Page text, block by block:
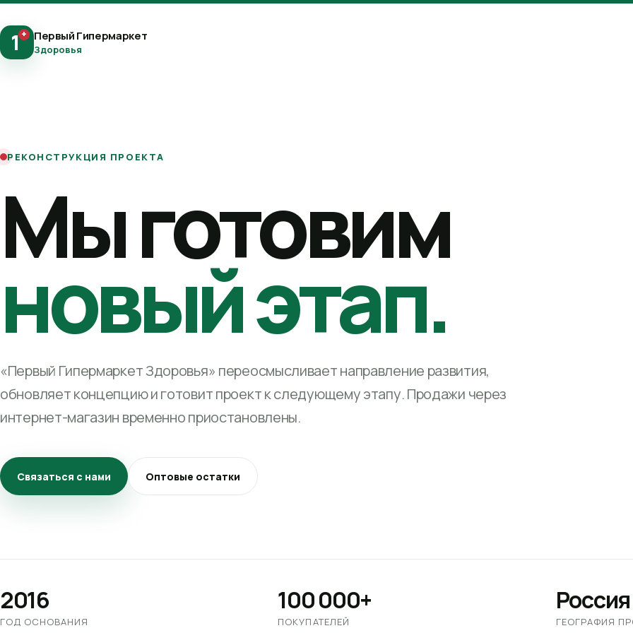
1+ Первый Гипермаркет
Здоровья
РЕКОНСТРУКЦИЯ ПРОЕКТА
Мы готовим
новый этап.
«Первый Гипермаркет Здоровья» переосмысливает направление развития,
обновляет концепцию и готовит проект к следующему этапу. Продажи через
интернет-магазин временно приостановлены.
Связаться с нами Оптовые остатки
2016
ГОД ОСНОВАНИЯ
100 000+
ПОКУПАТЕЛЕЙ
Россия
ГЕОГРАФИЯ